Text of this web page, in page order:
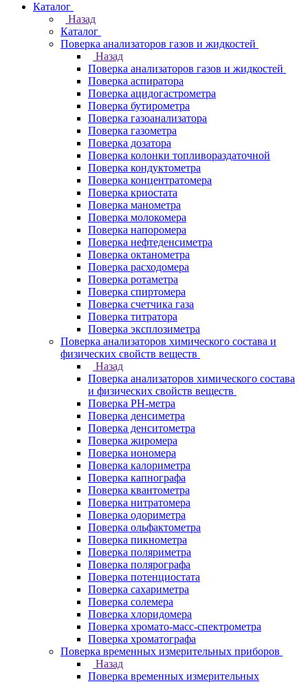
Каталог
Назад
Каталог
Поверка анализаторов газов и жидкостей
Назад
Поверка анализаторов газов и жидкостей
Поверка аспиратора
Поверка ацидогастрометра
Поверка бутирометра
Поверка газоанализатора
Поверка газометра
Поверка дозатора
Поверка колонки топливораздаточной
Поверка кондуктометра
Поверка концентратомера
Поверка криостата
Поверка манометра
Поверка молокомера
Поверка напоромера
Поверка нефтеденсиметра
Поверка октанометра
Поверка расходомера
Поверка ротаметра
Поверка спиртомера
Поверка счетчика газа
Поверка титратора
Поверка эксплозиметра
Поверка анализаторов химического состава и
физических свойств веществ
Назад
Поверка анализаторов химического состава
и физических свойств веществ
Поверка PH-метра
Поверка денсиметра
Поверка денситометра
Поверка жиромера
Поверка иономера
Поверка калориметра
Поверка капнографа
Поверка квантометра
Поверка нитратомера
Поверка одориметра
Поверка ольфактометра
Поверка пикнометра
Поверка поляриметра
Поверка полярографа
Поверка потенциостата
Поверка сахариметра
Поверка солемера
Поверка хлоридомера
Поверка хромато-масс-спектрометра
Поверка хроматографа
Поверка временных измерительных приборов
Назад
Поверка временных измерительных